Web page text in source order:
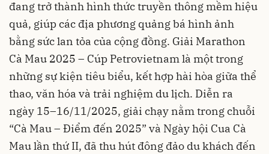
đang trở thành hình thức truyền thông mềm hiệu
quả, giúp các địa phương quảng bá hình ảnh
bằng sức lan tỏa của cộng đồng. Giải Marathon
Cà Mau 2025 – Cúp Petrovietnam là một trong
những sự kiện tiêu biểu, kết hợp hài hòa giữa thể
thao, văn hóa và trải nghiệm du lịch. Diễn ra
ngày 15–16/11/2025, giải chạy nằm trong chuỗi
“Cà Mau – Điểm đến 2025” và Ngày hội Cua Cà
Mau lần thứ II, đã thu hút đông đảo du khách đến